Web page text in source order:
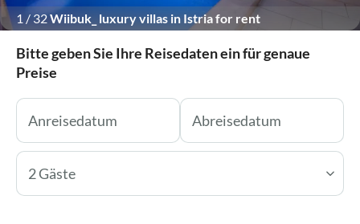
1 / 32Wiibuk_ luxury villas in Istria for rent
Bitte geben Sie Ihre Reisedaten ein für genaue
Preise
2 Gäste